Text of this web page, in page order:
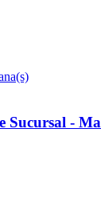
Sucursal -